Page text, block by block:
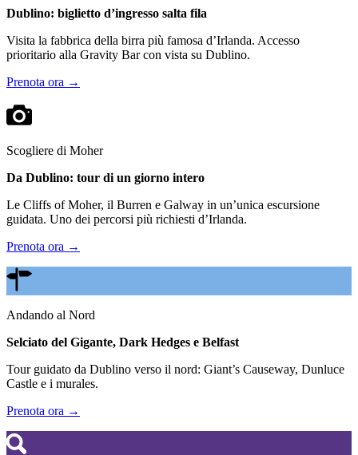
Dublino: biglietto d’ingresso salta fila
Visita la fabbrica della birra più famosa d’Irlanda. Accesso
prioritario alla Gravity Bar con vista su Dublino.
Prenota ora →
Scogliere di Moher
Da Dublino: tour di un giorno intero
Le Cliffs of Moher, il Burren e Galway in un’unica escursione
guidata. Uno dei percorsi più richiesti d’Irlanda.
Prenota ora →
Andando al Nord
Selciato del Gigante, Dark Hedges e Belfast
Tour guidato da Dublino verso il nord: Giant’s Causeway, Dunluce
Castle e i murales.
Prenota ora →